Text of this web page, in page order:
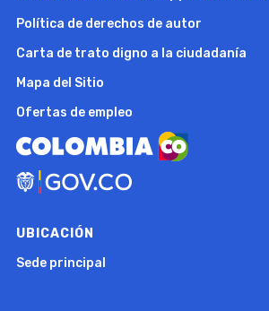
Política de derechos de autor
Carta de trato digno a la ciudadanía
Mapa del Sitio
Ofertas de empleo
UBICACIÓN
Sede principal